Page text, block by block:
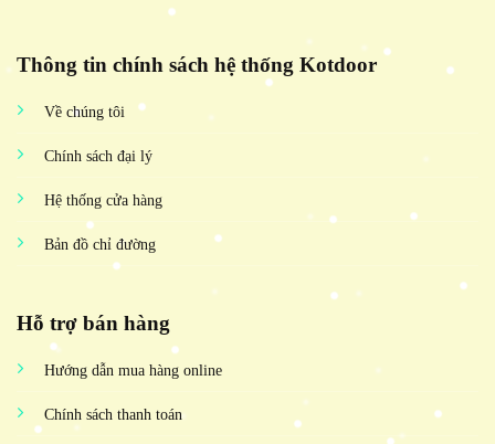
Thông tin chính sách hệ thống Kotdoor
Về chúng tôi
Chính sách đại lý
Hệ thống cửa hàng
Bản đồ chỉ đường
Hỗ trợ bán hàng
Hướng dẫn mua hàng online
Chính sách thanh toán